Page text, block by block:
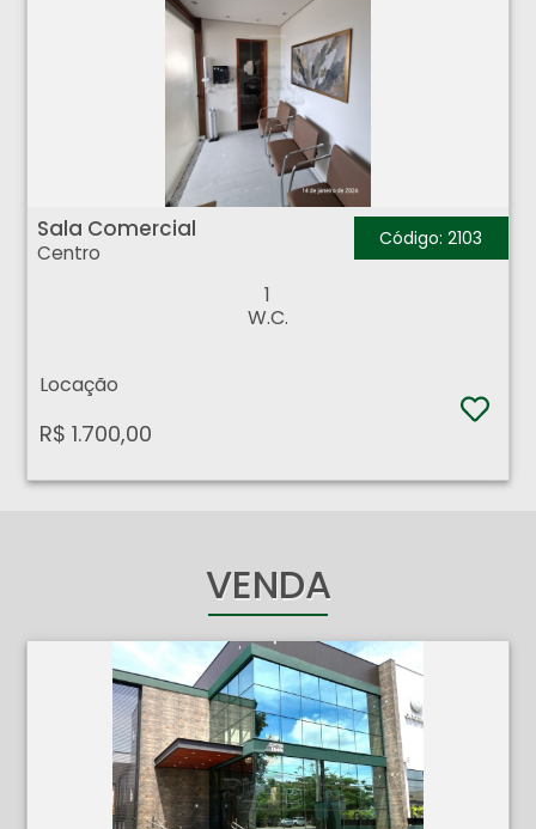
Sala Comercial - Centro - Ribeirão Preto
Sala Comercial
Centro
Código: 2103
1
W.C.
Locação
R$ 1.700,00
VENDA